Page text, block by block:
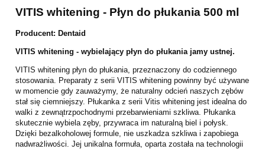
VITIS whitening - Płyn do płukania 500 ml
Producent: Dentaid
VITIS whitening - wybielający płyn do płukania jamy ustnej.
VITIS whitening płyn do płukania, przeznaczony do codziennego
stosowania.
Preparaty z serii VITIS whitening powinny być używane
w momencie gdy zauważymy, że naturalny odcień naszych zębów
stał się ciemniejszy. Płukanka z serii Vitis whitening jest idealna do
walki z zewnątrzpochodnymi przebarwieniami szkliwa.
Płukanka
skutecznie wybiela zęby, przywraca im naturalną biel i połysk.
Dzięki bezalkoholowej formule, nie uszkadza szkliwa i zapobiega
nadwrażliwości. Jej unikalna formuła, oparta została na technologii